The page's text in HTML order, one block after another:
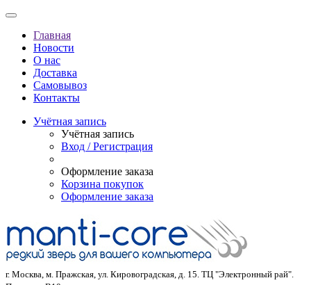
Главная
Новости
О нас
Доставка
Самовывоз
Контакты
Учётная запись
Учётная запись
Вход / Регистрация
Оформление заказа
Корзина покупок
Оформление заказа
г. Москва, м. Пражская, ул. Кировоградская, д. 15. ТЦ "Электронный рай".